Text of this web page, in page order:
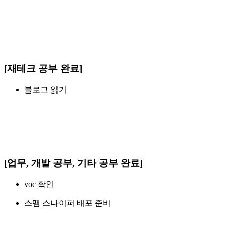
[재테크 공부 완료]
블로그 읽기
[업무, 개발 공부, 기타 공부 완료]
voc 확인
스팸 스나이퍼 배포 준비